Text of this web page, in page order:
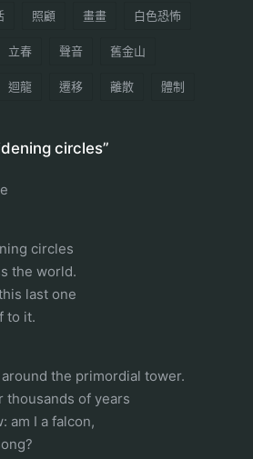
照顧 畫畫 白色恐怖
立春 聲音 舊金山
迴龍 遷移 離散 體制
circles”
circles
the world.
last one
to it.
the primordial tower.
thousands of years
am I a falcon,